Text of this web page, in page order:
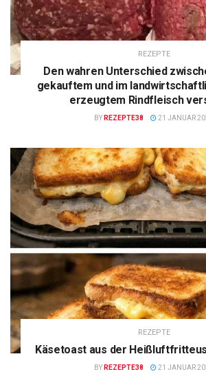
REZEPTE
Den wahren Unterschied
gekauftem und im
erzeugtem Rindfleisch
BY REZEPTE38 21 JANUAR
REZEPTE
Käsetoast aus der
BY REZEPTE38 21 JANUAR